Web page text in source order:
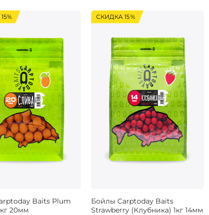
Baits Plum
20мм
СКИДКА 15%
Бойлы Carptoday Baits
Strawberry (Клубника) 1кг 14мм